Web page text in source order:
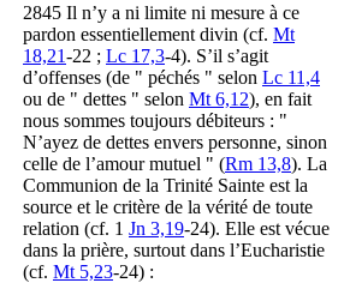
2845 Il n’y a ni limite ni mesure à ce
pardon essentiellement divin (cf. Mt
18,21-22 ; Lc 17,3-4). S’il s’agit
d’offenses (de " péchés " selon Lc 11,4
ou de " dettes " selon Mt 6,12), en fait
nous sommes toujours débiteurs : "
N’ayez de dettes envers personne, sinon
celle de l’amour mutuel " (Rm 13,8). La
Communion de la Trinité Sainte est la
source et le critère de la vérité de toute
relation (cf. 1 Jn 3,19-24). Elle est vécue
dans la prière, surtout dans l’Eucharistie
(cf. Mt 5,23-24) :